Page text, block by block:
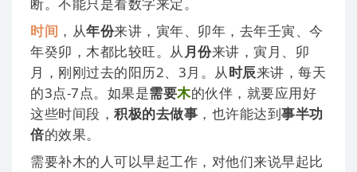
断。不能只是看数字来定。
时间 ，从年份来讲，寅年、卯年，去年壬寅、今
年癸卯，木都比较旺。从月份来讲，寅月、卯
月，刚刚过去的阳历2、3月。从时辰来讲，每天
的3点-7点。如果是需要木的伙伴，就要应用好
这些时间段， 积极的去做事 ，也许能达到事半功
倍的效果。
需要补木的人可以早起工作，对他们来说早起比